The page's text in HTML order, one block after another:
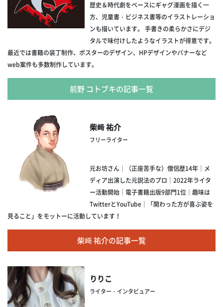
歴史＆時代劇をベースにギャグ漫画を描く一
方、児童書・ビジネス書等のイラストレーショ
ンも描いています。 手書きの柔らかさにデジ
タルで味付けしたようなイラストが得意です。
最近では書籍の装丁制作、ポスターのデザイン、HPデザインやバナーなど
web案件も多数制作しています。
前野 コトブキの記事一覧
柴﨑 祐介
フリーライター
元お坊さん｜（正座苦手な）僧侶歴14年｜メ
ディア出演した元説法のプロ｜2022年ライタ
ー活動開始｜電子書籍出版9部門1位｜趣味は
TwitterとYouTube｜「関わった方が喜ぶ姿を
見ること」をモットーに活動しています！
柴﨑 祐介の記事一覧
りりこ
ライター・インタビュアー